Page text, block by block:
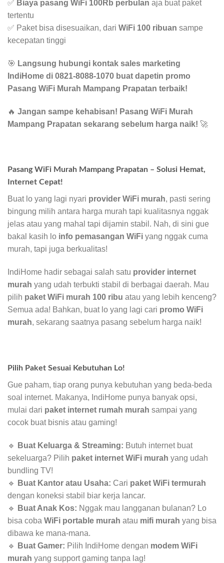
✅ Biaya pasang WiFi 100Rb perbulan aja buat paket
tertentu
✅ Paket bisa disesuaikan, dari WiFi 100 ribuan sampe
kecepatan tinggi
🎯 Langsung hubungi kontak sales marketing
IndiHome di 0821-8088-1070 buat dapetin promo
Pasang WiFi Murah Mampang Prapatan terbaik!
🔥 Jangan sampe kehabisan! Pasang WiFi Murah
Mampang Prapatan sekarang sebelum harga naik! 🚀
Pasang WiFi Murah Mampang Prapatan – Solusi Hemat,
Internet Cepat!
Buat lo yang lagi nyari provider WiFi murah, pasti sering
bingung milih antara harga murah tapi kualitasnya nggak
jelas atau yang mahal tapi dijamin stabil. Nah, di sini gue
bakal kasih lo info pemasangan WiFi yang nggak cuma
murah, tapi juga berkualitas!
IndiHome hadir sebagai salah satu provider internet
murah yang udah terbukti stabil di berbagai daerah. Mau
pilih paket WiFi murah 100 ribu atau yang lebih kenceng?
Semua ada! Bahkan, buat lo yang lagi cari promo WiFi
murah, sekarang saatnya pasang sebelum harga naik!
Pilih Paket Sesuai Kebutuhan Lo!
Gue paham, tiap orang punya kebutuhan yang beda-beda
soal internet. Makanya, IndiHome punya banyak opsi,
mulai dari paket internet rumah murah sampai yang
cocok buat bisnis atau gaming!
🔹 Buat Keluarga & Streaming: Butuh internet buat
sekeluarga? Pilih paket internet WiFi murah yang udah
bundling TV!
🔹
Buat Kantor atau Usaha: Cari paket WiFi termurah
dengan koneksi stabil biar kerja lancar.
🔹
Buat Anak Kos: Nggak mau langganan bulanan? Lo
bisa coba WiFi portable murah atau mifi murah yang bisa
dibawa ke mana-mana.
🔹
Buat Gamer: Pilih IndiHome dengan modem WiFi
murah yang support gaming tanpa lag!